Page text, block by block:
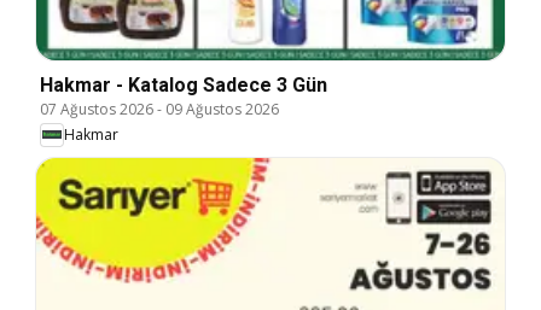
Hakmar - Katalog Sadece 3 Gün
07 Ağustos 2026- 09 Ağustos 2026
Hakmar